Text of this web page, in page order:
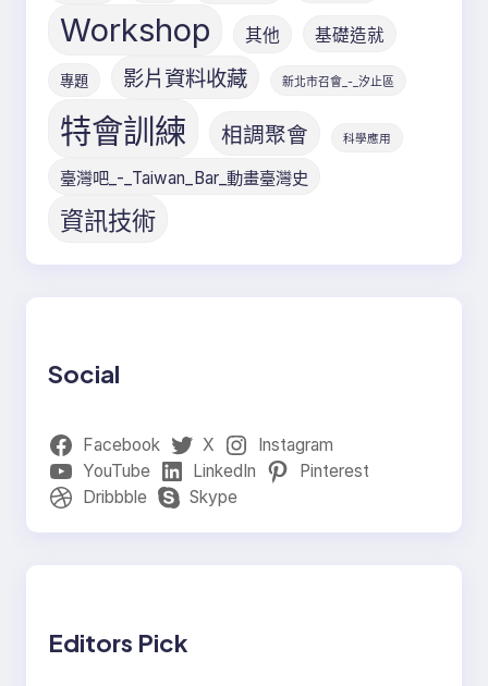
Workshop 其他 基礎造就
專題 影片資料收藏 新北市召會_-_汐止區
特會訓練 相調聚會 科學應用
臺灣吧_-_Taiwan_Bar_動畫臺灣史
資訊技術
Social
Facebook X
Instagram
YouTube
LinkedIn
Pinterest
Dribbble
Skype
Editors Pick